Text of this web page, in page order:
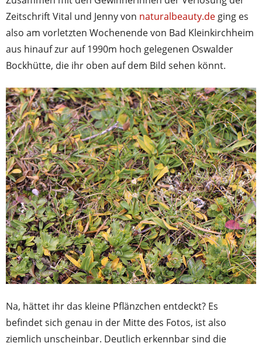
Zeitschrift Vital und Jenny von naturalbeauty.de ging es
also am vorletzten Wochenende von Bad Kleinkirchheim
aus hinauf zur auf 1990m hoch gelegenen Oswalder
Bockhütte, die ihr oben auf dem Bild sehen könnt.
Na, hättet ihr das kleine Pflänzchen entdeckt? Es
befindet sich genau in der Mitte des Fotos, ist also
ziemlich unscheinbar. Deutlich erkennbar sind die